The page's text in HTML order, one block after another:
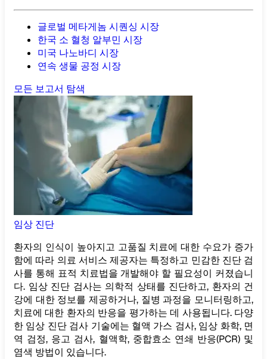
글로벌 메타게놈 시퀀싱 시장
한국 소 혈청 알부민 시장
미국 나노바디 시장
연속 생물 공정 시장
모든 보고서 탐색
임상 진단
환자의 인식이 높아지고 고품질 치료에 대한 수요가 증가
함에 따라 의료 서비스 제공자는 특정하고 민감한 진단 검
사를 통해 표적 치료법을 개발해야 할 필요성이 커졌습니
다. 임상 진단 검사는 의학적 상태를 진단하고, 환자의 건
강에 대한 정보를 제공하거나, 질병 과정을 모니터링하고,
치료에 대한 환자의 반응을 평가하는 데 사용됩니다. 다양
한 임상 진단 검사 기술에는 혈액 가스 검사, 임상 화학, 면
역 검정, 응고 검사, 혈액학, 중합효소 연쇄 반응(PCR) 및
염색 방법이 있습니다.